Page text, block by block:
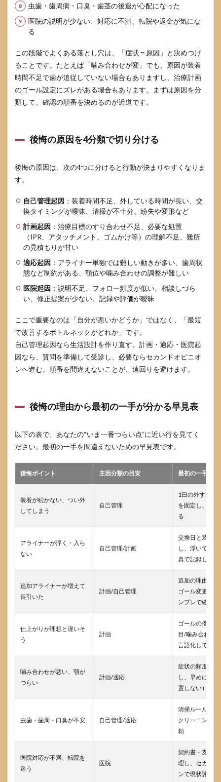
とき
のサ
イン
別の
受診
度チ
ェッ
ク
ビザ
ライ
した
リス
クと
現実
的な
選択
肢
途中
でや
めた
場合
に起
やす
いこ
と
継
続・
院・
める
チェ
ック
ト
4.3
や精
算で
認す
べき
4.4
転院
なら
重ね
り」
が安
ビザ
ンで
しな
い医
虫歯・歯周病・口臭・歯茎の後退が心配になった
医院の説明が少ない、対応に不満、転院や返金が気にな
る
この段階でよくある落とし穴は、「症状＝原因」と決めつけ
ることです。たとえば「噛み合わせが変」でも、原因が装着
時間不足で歯が追従していない場合もありますし、治療計画
のゴール設定にズレがある場合もあります。まずは原因を分
類して、確認の順番を決めるのが近道です。
後悔の原因を4分類で切り分ける
後悔の原因は、次の4つに分けると行動が決まりやすくなりま
す。
自己管理起因 ：装着時間不足、外している時間が長い、交
換タイミングが曖昧、清掃が不十分、紛失や変形など
計画起因 ：治療目標のすり合わせ不足、必要な処置
（IPR、アタッチメント、ゴムかけ等）の理解不足、難所
の見積もりが甘い
適応起因 ：アライナー単独では難しい動きが多い、歯周状
態など制約がある、顎位や噛み合わせの調整が難しい
医院起因 ：説明不足、フォロー頻度が低い、相談しづら
い、修正提案が少ない、記録や評価が曖昧
ここで重要なのは「自分が悪いかどうか」ではなく、「最短
で改善するボトルネックがどれか」です。
自己管理起因なら生活設計を作り直す。計画・適応・医院起
因なら、質問を準備して受診し、必要ならセカンドオピニオ
ンへ進む。順番を間違えないことが、遠回りを避けます。
後悔の理由から最初の一手が分かる早見表
以下の表で、あなたの“いま一番つらい点”に近い行を見てく
ださい。最初の一手を間違えないための早見表です。
後悔ポイント 主因分類の目安 最初の一手
装着が続かない、つい外
してしまう
自己管理
1日の外す回数
を固定し、装
る
アライナーが浮く・入ら
ない
自己管理/計画
交換日と装着
し、浮いてい
真で記録して受
追加アライナーが増えて
長引いた
計画/自己管理
追加の理由（
ゴール変更か
ンプレで確認
仕上がりが理想と違いそ
う
計画
ゴールの優先
目/噛み合わせ/
言語化して相談
噛み合わせが悪い、顎が
つらい
計画/適応
症状の頻度と
し、早めに調
置しない）
虫歯・歯周・口臭が不安 自己管理/適応
清掃ルールを
クリーニング
頼
医院対応が不満、転院を
迷う
医院
契約書・支払
理し、セカン
ンで現状評価